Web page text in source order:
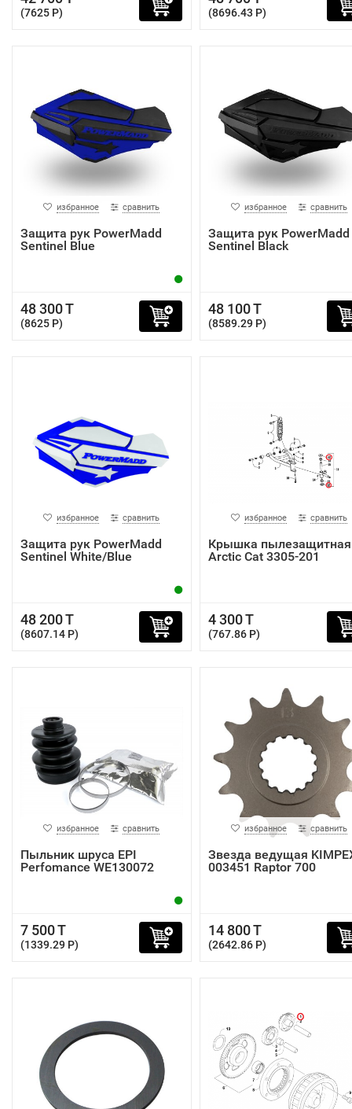
(7625 P) (8696.43 P)
избранное сравнить
Защита рук PowerMadd
Sentinel Blue
48 300 T
(8625 P)
избранное сравнить
Защита рук PowerMadd
Sentinel Black
48 100 T
(8589.29 P)
избранное сравнить
Защита рук PowerMadd
Sentinel White/Blue
48 200 T
(8607.14 P)
избранное сравнить
Крышка пылезащитная
Arctic Cat 3305-201
4 300 T
(767.86 P)
избранное сравнить
Пыльник шруса EPI
Perfomance WE130072
7 500 T
(1339.29 P)
избранное сравнить
Звезда ведущая
003451 Raptor 700
14 800 T
(2642.86 P)